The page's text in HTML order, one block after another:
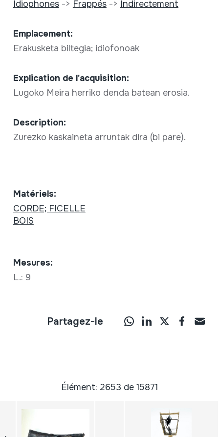
Idiophones-> Frappés-> Indirectement
Emplacement:
Erakusketa biltegia; idiofonoak
Explication de l'acquisition:
Lugoko Meira herriko denda batean erosia.
Description:
Zurezko kaskaineta arruntak dira (bi pare).
Matériels:
CORDE; FICELLE
BOIS
Mesures:
L.: 9
Partagez-le
Élément: 2653 de 15871